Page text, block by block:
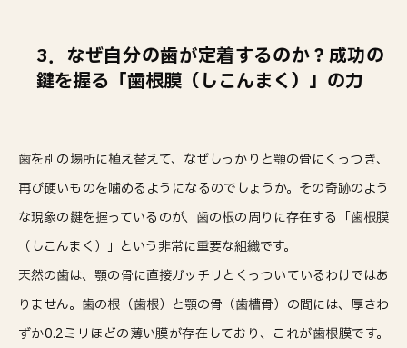
3．なぜ自分の歯が定着するのか？成功の
鍵を握る「歯根膜（しこんまく）」の力
歯を別の場所に植え替えて、なぜしっかりと顎の骨にくっつき、
再び硬いものを噛めるようになるのでしょうか。その奇跡のよう
な現象の鍵を握っているのが、歯の根の周りに存在する「歯根膜
（しこんまく）」という非常に重要な組織です。
天然の歯は、顎の骨に直接ガッチリとくっついているわけではあ
りません。歯の根（歯根）と顎の骨（歯槽骨）の間には、厚さわ
ずか0.2ミリほどの薄い膜が存在しており、これが歯根膜です。